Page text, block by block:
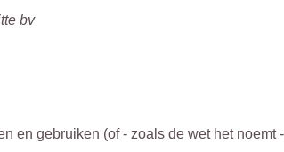
bv
en gebruiken (of - zoals de wet het